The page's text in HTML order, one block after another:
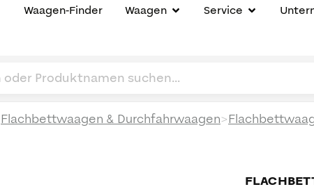
Waagen-Finder Waagen Service
Flachbettwaagen & Durchfahrwaagen>